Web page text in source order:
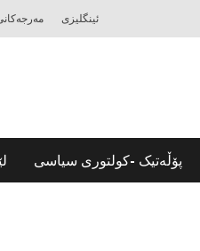
ئینگلیزی
پۆڵه‌تیک -كولتوری سیاسی